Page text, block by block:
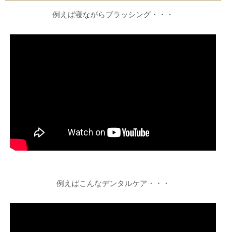
例えば寝ながらブラッシング・・・
例えばこんなデンタルケア・・・